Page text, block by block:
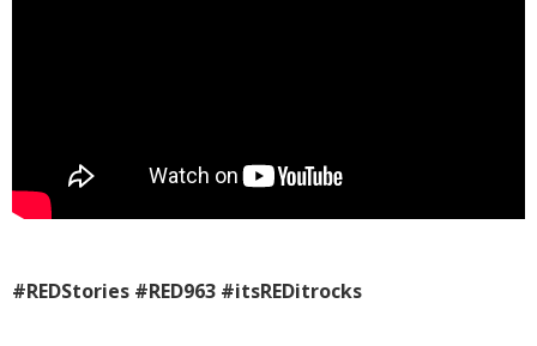
#REDStories #RED963 #itsREDitrocks